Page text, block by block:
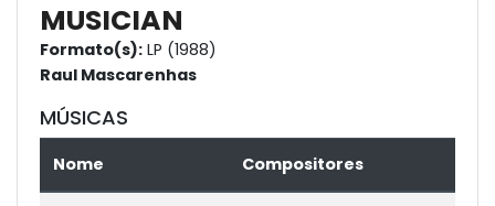
MUSICIAN
Formato(s): LP (1988)
Raul Mascarenhas
MÚSICAS
Nome Compositores